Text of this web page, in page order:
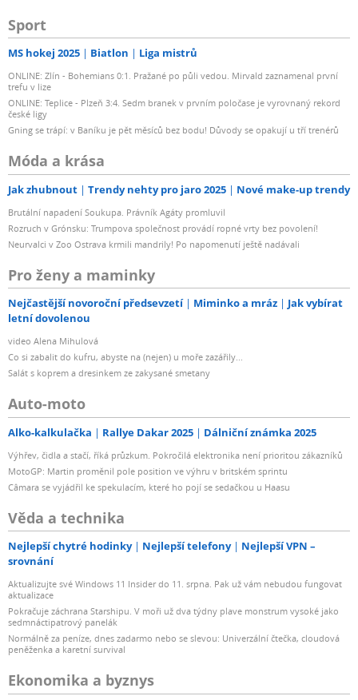
Sport
MS hokej 2025 Biatlon Liga mistrů
ONLINE: Zlín - Bohemians 0:1. Pražané po půli vedou. Mirvald zaznamenal první
trefu v lize
ONLINE: Teplice - Plzeň 3:4. Sedm branek v prvním poločase je vyrovnaný rekord
české ligy
Gning se trápí: v Baníku je pět měsíců bez bodu! Důvody se opakují u tří trenérů
Móda a krása
Jak zhubnout Trendy nehty pro jaro 2025 Nové make-up trendy
Brutální napadení Soukupa. Právník Agáty promluvil
Rozruch v Grónsku: Trumpova společnost provádí ropné vrty bez povolení!
Neurvalci v Zoo Ostrava krmili mandrily! Po napomenutí ještě nadávali
Pro ženy a maminky
Nejčastější novoroční předsevzetí Miminko a mráz
Jak vybírat
letní dovolenou
video Alena Mihulová
Co si zabalit do kufru, abyste na (nejen) u moře zazářily...
Salát s koprem a dresinkem ze zakysané smetany
Auto-moto
Alko-kalkulačka Rallye Dakar 2025 Dálniční známka 2025
Výhřev, čidla a stačí, říká průzkum. Pokročilá elektronika není prioritou zákazníků
MotoGP: Martin proměnil pole position ve výhru v britském sprintu
Câmara se vyjádřil ke spekulacím, které ho pojí se sedačkou u Haasu
Věda a technika
Nejlepší chytré hodinky Nejlepší telefony
Nejlepší VPN –
srovnání
Aktualizujte své Windows 11 Insider do 11. srpna. Pak už vám nebudou fungovat
aktualizace
Pokračuje záchrana Starshipu. V moři už dva týdny plave monstrum vysoké jako
sedmnáctipatrový panelák
Normálně za peníze, dnes zadarmo nebo se slevou: Univerzální čtečka, cloudová
peněženka a karetní survival
Ekonomika a byznys